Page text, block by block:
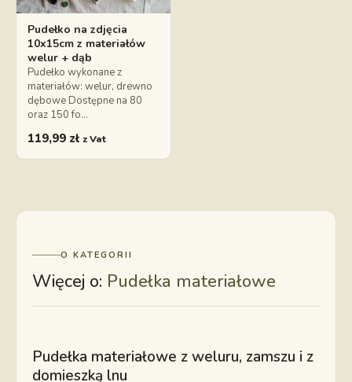
Pudełko na zdjęcia
10x15cm z materiałów
welur + dąb
Pudełko wykonane z
materiałów: welur, drewno
dębowe Dostępne na 80
oraz 150 fo…
119,99 zł z Vat
O KATEGORII
Więcej o: Pudełka materiałowe
Pudełka materiałowe z weluru, zamszu i z
domieszką lnu